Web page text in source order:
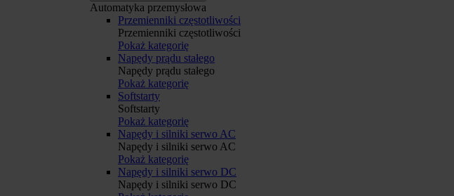
Automatyka przemysłowa
Przemienniki częstotliwości
Przemienniki częstotliwości
Pokaż kategorię
Napędy prądu stałego
Napędy prądu stałego
Pokaż kategorię
Softstarty
Softstarty
Pokaż kategorię
Napędy i silniki serwo AC
Napędy i silniki serwo AC
Pokaż kategorię
Napędy i silniki serwo DC
Napędy i silniki serwo DC